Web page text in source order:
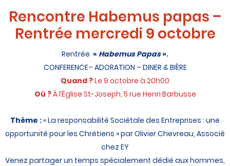
Rencontre Habemus papas –
Rentrée mercredi 9 octobre
Rentrée « Habemus Papas».
CONFERENCE– ADORATION – DINER & BIÈRE
Quand ?Le 9 octobre à 20h00
Où ?À l’Église St-Joseph, 5 rue Henri Barbusse
Thème :« La responsabilité Sociétale des Entreprises : une
opportunité pour les Chrétiens » par Olivier Chevreau, Associé
chez EY
Venez partager un temps spécialement dédié aux hommes,